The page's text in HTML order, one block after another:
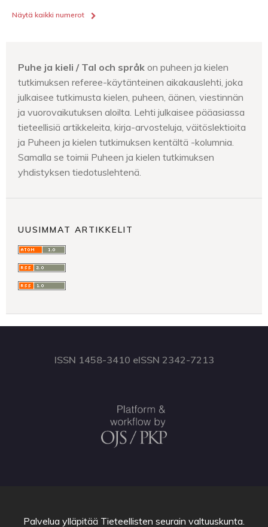
Näytä kaikki numerot
Puhe ja kieli / Tal och språk on puheen ja kielen
tutkimuksen referee-käytänteinen aikakauslehti, joka
julkaisee tutkimusta kielen, puheen, äänen, viestinnän
ja vuorovaikutuksen aloilta. Lehti julkaisee pääasiassa
tieteellisiä artikkeleita, kirja-arvosteluja, väitöslektioita
ja Puheen ja kielen tutkimuksen kentältä -kolumnia.
Samalla se toimii Puheen ja kielen tutkimuksen
yhdistyksen tiedotuslehtenä.
UUSIMMAT ARTIKKELIT
ISSN 1458-3410 eISSN 2342-7213
Palvelua ylläpitää Tieteellisten seurain valtuuskunta.